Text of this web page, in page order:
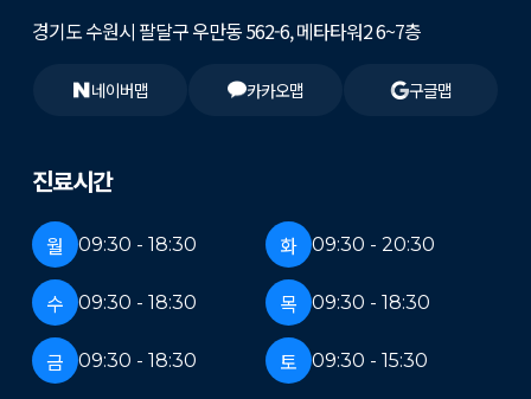
진료시간
월 09:30 - 18:30 화 09:30 - 20:30
수 09:30 - 18:30 목 09:30 - 18:30
금 09:30 - 18:30 토 09:30 - 15:30
경기도 수원시 팔달구 우만동 562-6, 메타타워2 6~7층
네이버맵 카카오맵 구글맵